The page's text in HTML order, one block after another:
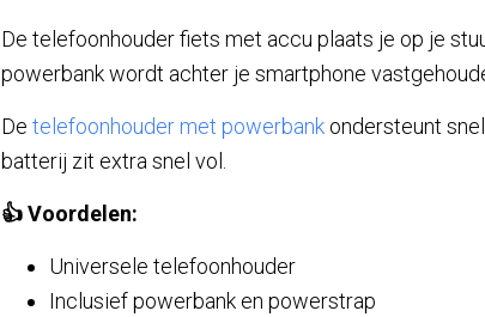
De telefoonhouder fiets met accu plaats je op je
powerbank wordt achter je smartphone
De telefoonhouder met powerbank ondersteunt
batterij zit extra snel vol.
👍 Voordelen:
Universele telefoonhouder
Inclusief powerbank en powerstrap